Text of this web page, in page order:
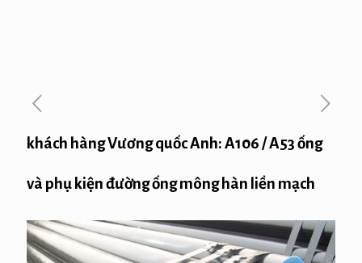
khách hàng Vương quốc Anh: A106 / A53 ống
và phụ kiện đường ống mông hàn liền mạch